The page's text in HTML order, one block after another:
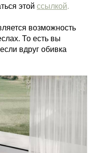
этой ссылкой.
возможность
То есть вы
вдруг обивка